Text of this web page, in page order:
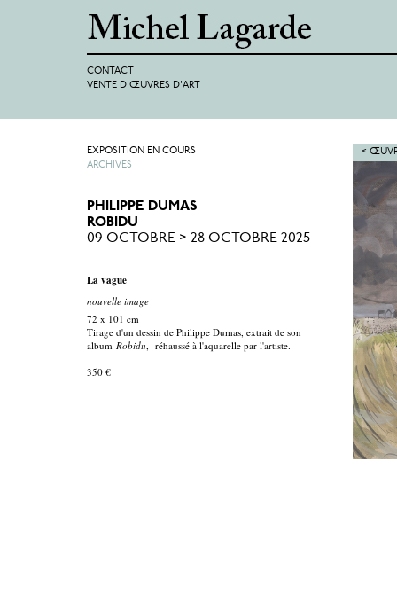
CONTACT
VENTE D'ŒUVRES D'ART
<
EXPOSITION EN COURS
ARCHIVES
PHILIPPE DUMAS
ROBIDU
09 OCTOBRE > 28 OCTOBRE 2025
La vague
nouvelle image
72 x 101 cm
Tirage d'un dessin de Philippe Dumas, extrait de son
album Robidu, réhaussé à l'aquarelle par l'artiste.
350 €